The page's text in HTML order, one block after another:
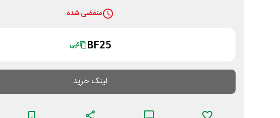
منقضی شده
BF25 کپی
لینک خرید